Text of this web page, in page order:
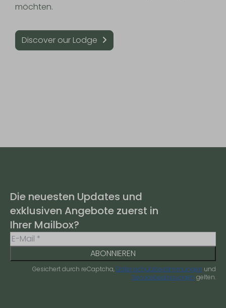
möchten.
Discover our Lodge
Die neuesten Updates und
exklusiven Angebote zuerst in
Ihrer Mailbox?
ABONNIEREN
Gesichert durch reCaptcha, Datenschutzbestimmungen und
Servicebedingungen gelten.